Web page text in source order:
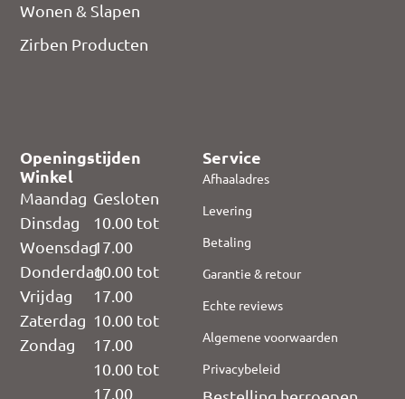
Wonen & Slapen
Zirben Producten
Openingstijden
Winkel
Maandag
Dinsdag
Woensdag
Donderdag
Vrijdag
Zaterdag
Zondag
Gesloten
10.00 tot
17.00
10.00 tot
17.00
10.00 tot
17.00
10.00 tot
17.00
Service
Afhaaladres
Levering
Betaling
Garantie & retour
Echte reviews
Algemene voorwaarden
Privacybeleid